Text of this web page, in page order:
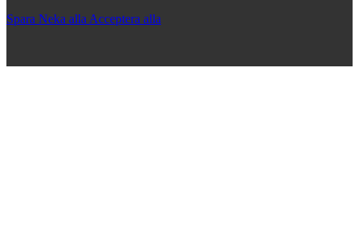
Spara Neka allaAcceptera alla